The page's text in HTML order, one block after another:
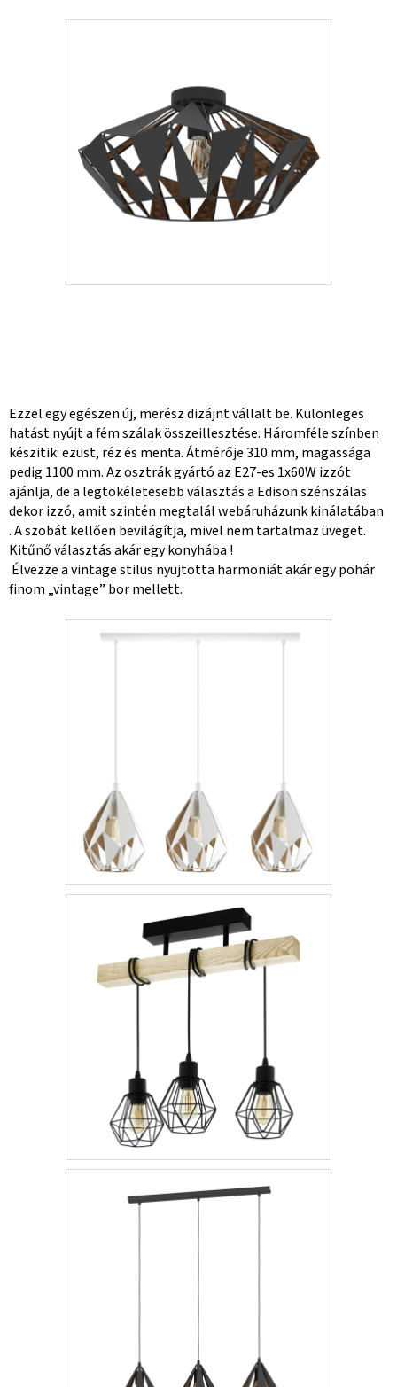
Ezzel egy egészen új, merész dizájnt vállalt be. Különleges
hatást nyújt a fém szálak összeillesztése. Háromféle színben
készitik: ezüst, réz és menta. Átmérője 310 mm, magassága
pedig 1100 mm. Az osztrák gyártó az E27-es 1x60W izzót
ajánlja, de a legtökéletesebb választás a Edison szénszálas
dekor izzó, amit szintén megtalál webáruházunk kinálatában
. A szobát kellően bevilágítja, mivel nem tartalmaz üveget.
Kitűnő választás akár egy konyhába !
Élvezze a vintage stilus nyujtotta harmoniát akár egy pohár
finom „vintage” bor mellett.